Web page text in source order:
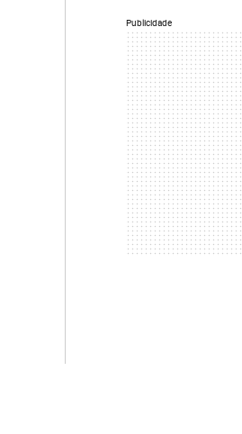
Publicidade